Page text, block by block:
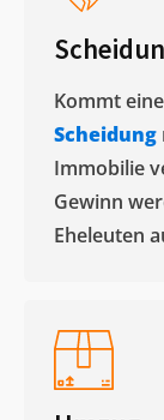
Kommt
Scheidung
Immobilie
Gewinn
Eheleuten